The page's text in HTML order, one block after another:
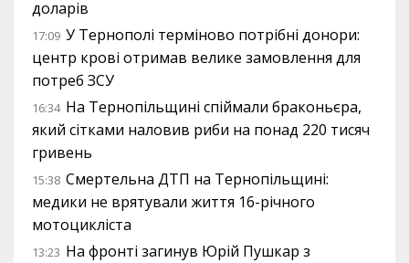
доларів
17:09 У Тернополі терміново потрібні донори:
центр крові отримав велике замовлення для
потреб ЗСУ
16:34 На Тернопільщині спіймали браконьєра,
який сітками наловив риби на понад 220 тисяч
гривень
15:38 Смертельна ДТП на Тернопільщині:
медики не врятували життя 16-річного
мотоцикліста
13:23 На фронті загинув Юрій Пушкар з